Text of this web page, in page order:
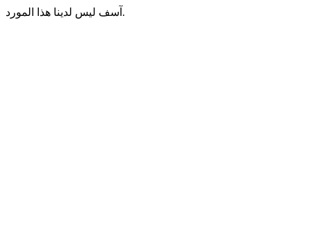
آسف ليس لدينا هذا المورد.